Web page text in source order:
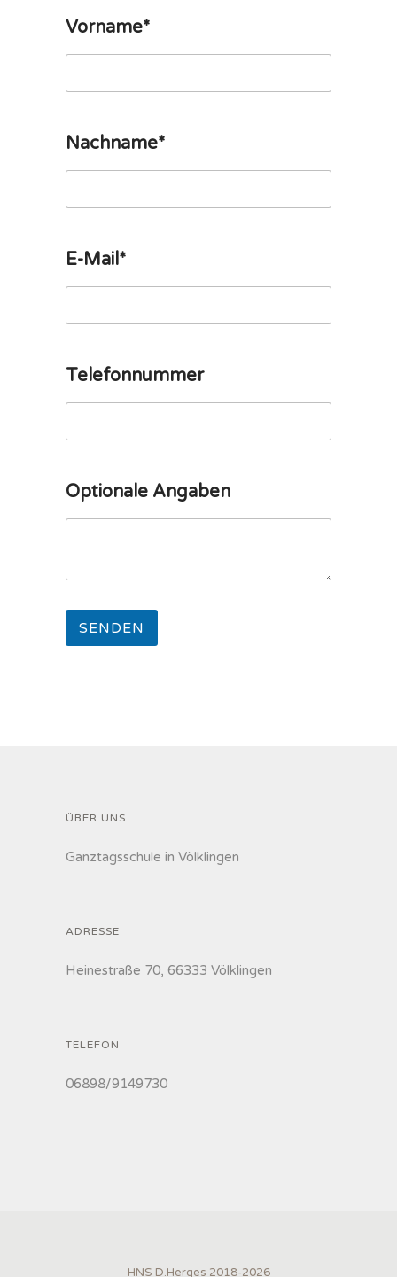
Vorname*
Nachname*
E-Mail*
Telefonnummer
Optionale Angaben
ÜBER UNS
Ganztagsschule in Völklingen
ADRESSE
Heinestraße 70, 66333 Völklingen
TELEFON
06898/9149730
HNS D.Herges 2018-2026